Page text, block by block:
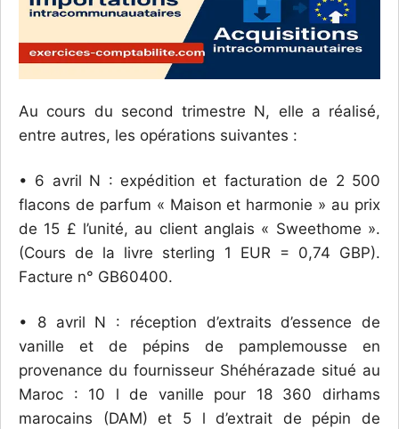
Au cours du second trimestre N, elle a réalisé,
entre autres, les opérations suivantes :
• 6 avril N : expédition et facturation de 2 500
flacons de parfum « Maison et harmonie » au prix
de 15 £ l’unité, au client anglais « Sweethome ».
(Cours de la livre sterling 1 EUR = 0,74 GBP).
Facture n° GB60400.
• 8 avril N : réception d’extraits d’essence de
vanille et de pépins de pamplemousse en
provenance du fournisseur Shéhérazade situé au
Maroc : 10 l de vanille pour 18 360 dirhams
marocains (DAM) et 5 l d’extrait de pépin de